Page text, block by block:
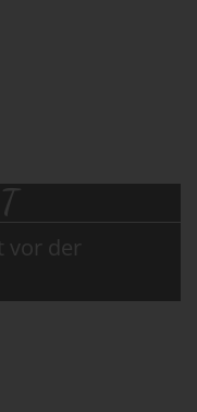
vor der